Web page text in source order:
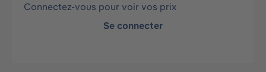
Connectez-vous pour voir vos prix
Se connecter